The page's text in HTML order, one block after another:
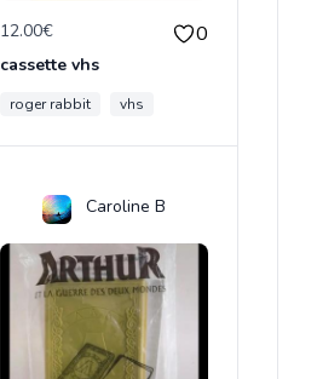
12.00€ 0
cassette vhs
roger rabbit vhs
Caroline B